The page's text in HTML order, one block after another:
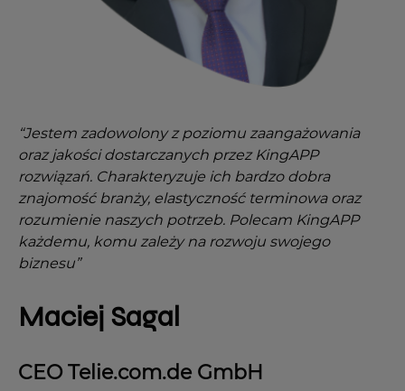
“Jestem zadowolony z poziomu zaangażowania
oraz jakości dostarczanych przez KingAPP
rozwiązań. Charakteryzuje ich bardzo dobra
znajomość branży, elastyczność terminowa oraz
rozumienie naszych potrzeb. Polecam KingAPP
każdemu, komu zależy na rozwoju swojego
biznesu”
Maciej Sagal
CEO Telie.com.de GmbH